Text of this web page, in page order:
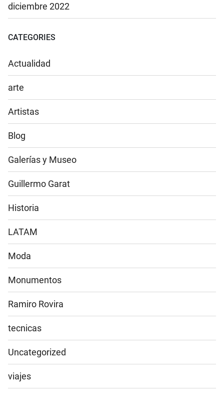
diciembre 2022
CATEGORIES
Actualidad
arte
Artistas
Blog
Galerías y Museo
Guillermo Garat
Historia
LATAM
Moda
Monumentos
Ramiro Rovira
tecnicas
Uncategorized
viajes